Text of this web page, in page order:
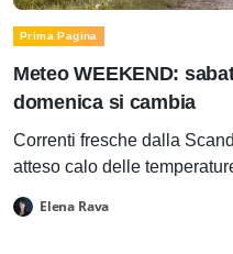
Prima Pagina
Meteo WEEKEND:
domenica si cambia
Correnti fresche dalla
atteso calo delle
Elena Rava